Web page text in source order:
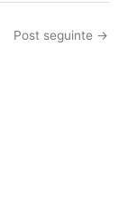
Post seguinte →